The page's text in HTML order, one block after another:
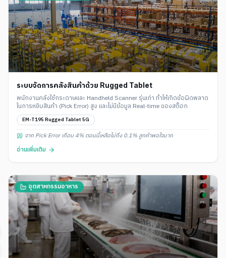
ระบบจัดการคลังสินค้าด้วย Rugged Tablet
พนักงานคลังใช้กระดาษและ Handheld Scanner รุ่นเก่า ทำให้เกิดข้อผิดพลาด
ในการหยิบสินค้า (Pick Error) สูง และไม่มีข้อมูล Real-time ของสต็อก
EM-T195 Rugged Tablet 5G
จาก Pick Error เกือบ 4% ตอนนี้เหลือไม่ถึง 0.1% ลูกค้าพอใจมาก
อ่านเพิ่มเติม
อุตสาหกรรมอาหาร